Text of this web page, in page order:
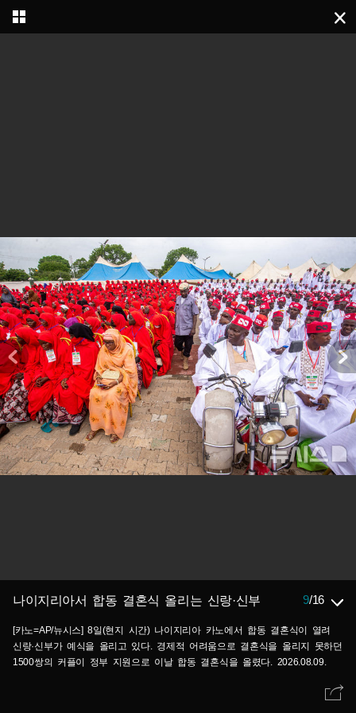
나이지리아서 합동 결혼식 올리는 신랑·신부 9/16
[카노=AP/뉴시스] 8일(현지 시간) 나이지리아 카노에서 합동 결혼식이 열려
신랑·신부가 예식을 올리고 있다. 경제적 어려움으로 결혼식을 올리지 못하던
1500쌍의 커플이 정부 지원으로 이날 합동 결혼식을 올렸다. 2026.08.09.